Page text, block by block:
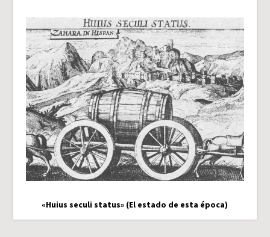
«Huius seculi status» (El estado de esta época)